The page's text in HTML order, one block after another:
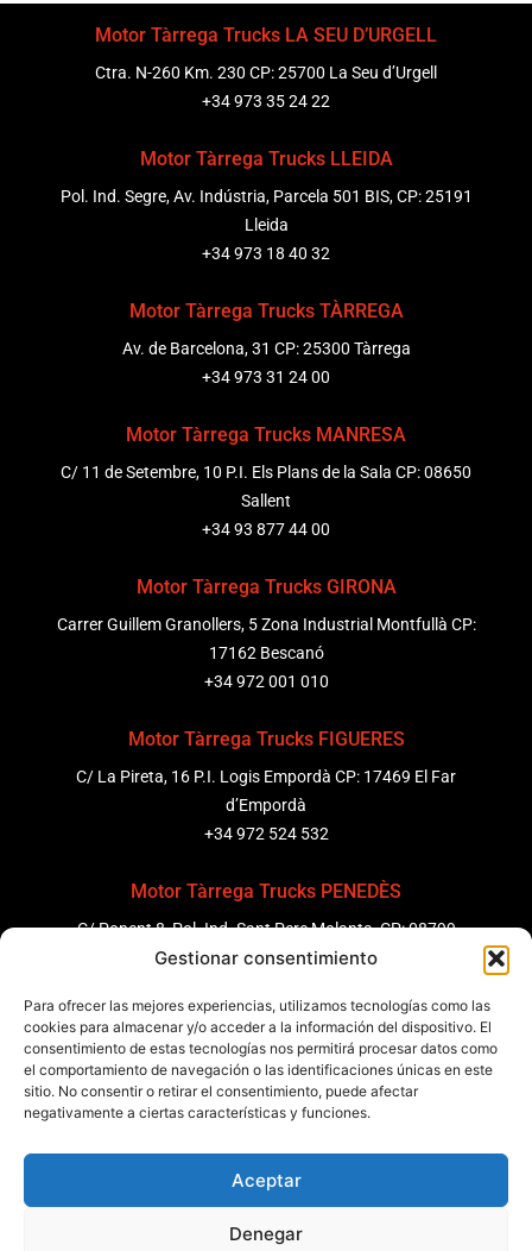
Gestionar consentimiento
Para ofrecer las mejores experiencias, utilizamos tecnologías como las
cookies para almacenar y/o acceder a la información del dispositivo. El
consentimiento de estas tecnologías nos permitirá procesar datos como
el comportamiento de navegación o las identificaciones únicas en este
sitio. No consentir o retirar el consentimiento, puede afectar
negativamente a ciertas características y funciones.
Aceptar
Denegar
Motor Tàrrega Trucks LA SEU D’URGELL
Ctra. N-260 Km. 230 CP: 25700 La Seu d’Urgell
+34 973 35 24 22
Motor Tàrrega Trucks LLEIDA
Pol. Ind. Segre, Av. Indústria, Parcela 501 BIS, CP: 25191
Lleida
+34 973 18 40 32
Motor Tàrrega Trucks TÀRREGA
Av. de Barcelona, 31 CP: 25300 Tàrrega
+34 973 31 24 00
Motor Tàrrega Trucks MANRESA
C/ 11 de Setembre, 10 P.I. Els Plans de la Sala CP: 08650
Sallent
+34 93 877 44 00
Motor Tàrrega Trucks GIRONA
Carrer Guillem Granollers, 5 Zona Industrial Montfullà CP:
17162 Bescanó
+34 972 001 010
Motor Tàrrega Trucks FIGUERES
C/ La Pireta, 16 P.I. Logis Empordà CP: 17469 El Far
d’Empordà
+34 972 524 532
Motor Tàrrega Trucks PENEDÈS
C/ Ponent 8, Pol. Ind. Sant Pere Molanta, CP: 08799
Olèrdola
Motor Tàrrega Trucks BARCELONA
Zona Franca, Carrer E, s/n 08040 Barcelona, España
+34 932 63 43 51
Contactar
Certificacions